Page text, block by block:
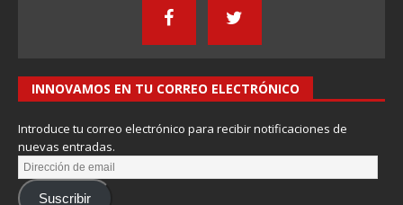
INNOVAMOS EN TU CORREO ELECTRÓNICO
Introduce tu correo electrónico para recibir notificaciones de
nuevas entradas.
Suscribir